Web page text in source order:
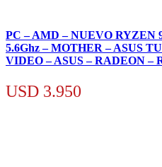
PC – AMD – NUEVO RYZEN
5.6Ghz – MOTHER – ASUS
VIDEO – ASUS – RADEON –
USD 3.950